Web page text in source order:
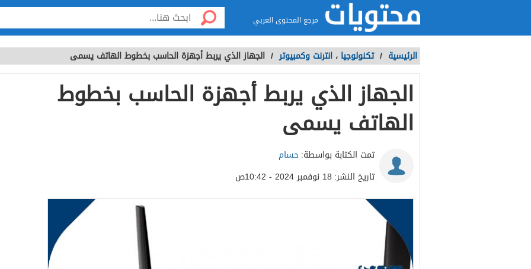
مرجع المحتوى العربي
الرئيسية / تكنولوجيا ، انترنت وكمبيوتر / الجهاز الذي يربط أجهزة الحاسب بخطوط الهاتف يسمى
الجهاز الذي يربط أجهزة الحاسب بخطوط
الهاتف يسمى
تمت الكتابة بواسطة:حسام
تاريخ النشر: 18 نوفمبر 2024 - 10:42ص